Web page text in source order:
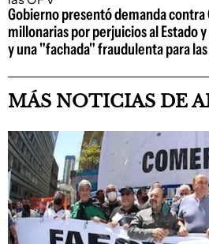
Gobierno presentó demanda
millonarias por perjuicios al Estado
y una "fachada" fraudulenta para
MÁS NOTICIAS DE